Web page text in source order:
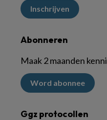
Inschrijven
Abonneren
Maak 2 maanden
Word abonnee
Ggz protocollen